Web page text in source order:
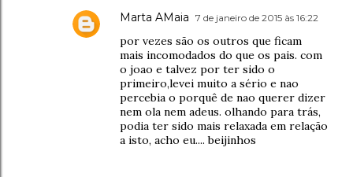
Marta AMaia 7 de janeiro de 2015 às 16:22
por vezes são os outros que ficam
mais incomodados do que os pais. com
o joao e talvez por ter sido o
primeiro,levei muito a sério e nao
percebia o porquê de nao querer dizer
nem ola nem adeus. olhando para trás,
podia ter sido mais relaxada em relação
a isto, acho eu.... beijinhos